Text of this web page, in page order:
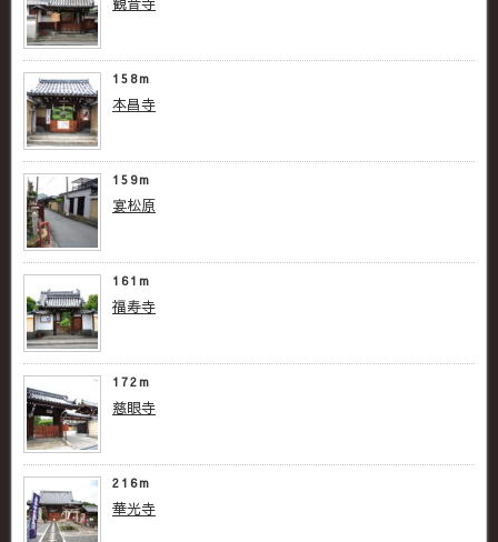
158m
本昌寺
159m
宴松原
161m
福寿寺
172m
慈眼寺
216m
華光寺